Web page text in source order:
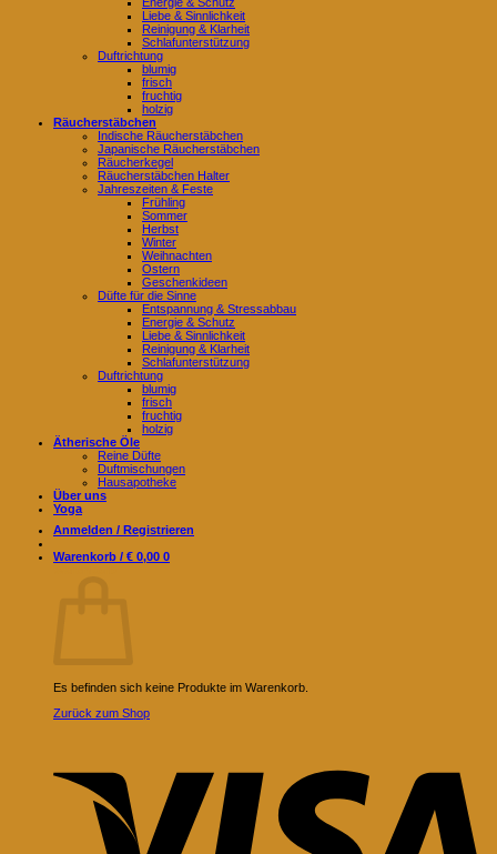
Liebe & Sinnlichkeit
Reinigung & Klarheit
Schlafunterstützung
Duftrichtung
blumig
frisch
fruchtig
holzig
Räucherstäbchen
Indische Räucherstäbchen
Japanische Räucherstäbchen
Räucherkegel
Räucherstäbchen Halter
Jahreszeiten & Feste
Frühling
Sommer
Herbst
Winter
Weihnachten
Ostern
Geschenkideen
Düfte für die Sinne
Entspannung & Stressabbau
Energie & Schutz
Liebe & Sinnlichkeit
Reinigung & Klarheit
Schlafunterstützung
Duftrichtung
blumig
frisch
fruchtig
holzig
Ätherische Öle
Reine Düfte
Duftmischungen
Hausapotheke
Über uns
Yoga
Anmelden / Registrieren
Warenkorb / € 0,00 0
Es befinden sich keine Produkte im Warenkorb.
Zurück zum Shop